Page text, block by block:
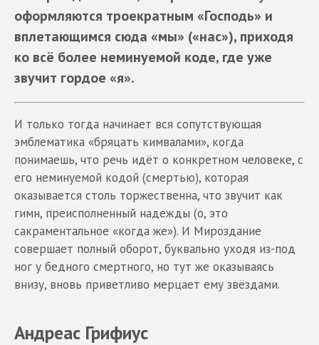
оформляются троекратным «Господь» и
вплетающимся сюда «мы» («нас»), приходя
ко всё более неминуемой коде, где уже
звучит гордое «я».
И только тогда начинает вся сопутствующая
эмблематика «бряцать кимвалами», когда
понимаешь, что речь идёт о конкретном человеке, с
его неминуемой кодой (смертью), которая
оказывается столь торжественна, что звучит как
гимн, преисполненный надежды (о, это
сакраментальное «когда же»). И Мироздание
совершает полный оборот, буквально уходя из-под
ног у бедного смертного, но тут же оказываясь
внизу, вновь приветливо мерцает ему звёздами.
Андреас Грифиус